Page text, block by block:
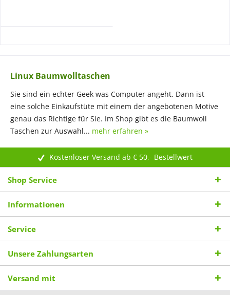
Linux Baumwolltaschen
Sie sind ein echter Geek was Computer angeht. Dann ist
eine solche Einkaufstüte mit einem der angebotenen Motive
genau das Richtige für Sie. Im Shop gibt es die Baumwoll
Taschen zur Auswahl... mehr erfahren »
Kostenloser Versand ab € 50,- Bestellwert
Shop Service
Informationen
Service
Unsere Zahlungsarten
Versand mit